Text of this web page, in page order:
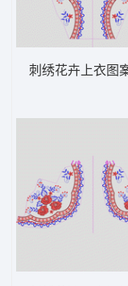
刺绣花卉上衣图